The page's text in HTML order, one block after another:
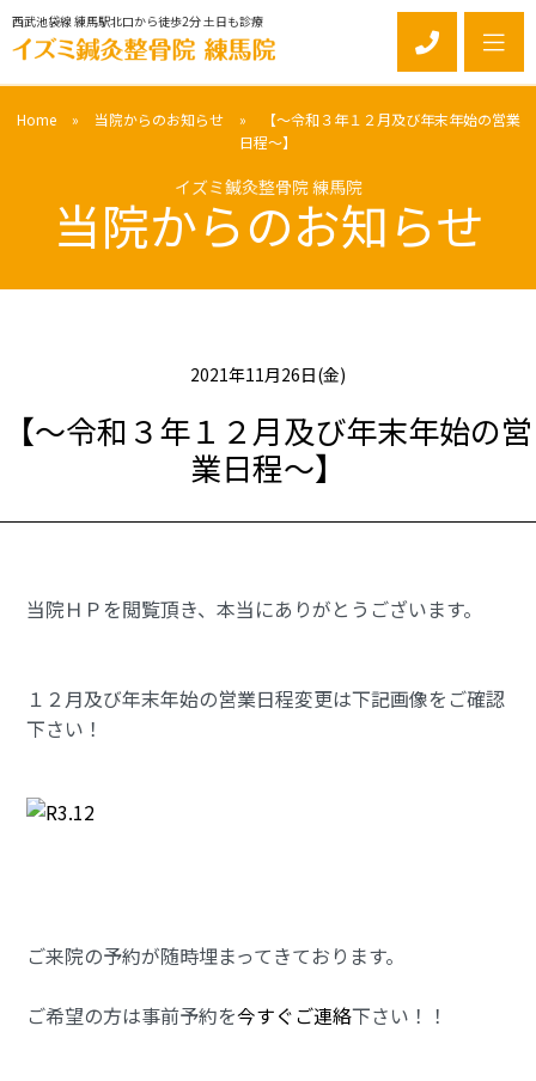
西武池袋線 練馬駅北口から徒歩2分 土日も診療
Home » 当院からのお知らせ »
【～令和３年１２月及び年末年始の営業
日程～】
当院からのお知らせ
2021年11月26日(金)
【～令和３年１２月及び年末年始の営
業日程～】
当院ＨＰを閲覧頂き、本当にありがとうございます。
１２月及び年末年始の営業日程変更は下記画像をご確認
下さい！
ご来院の予約が随時埋まってきております。
ご希望の方は事前予約を今すぐご連絡下さい！！